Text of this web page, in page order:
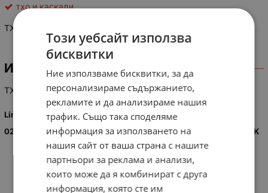
тхо и каскади
TXO FAT 3743 аналог HR 5705
ИНФОРМАЦИЯ
TXO FAT 3743 аналог HR 5705
Line Output Transformer / Flyback: HR5705 (HR 5705) - 29201-
024.04 GRUNDIG LINE OUTPUT TRANSFORMER (LOPT)/ FLYBACK
Този уебсайт използва
бисквитки
Ние използваме бисквитки, за да
персонализираме съдържанието,
рекламите и да анализираме нашия
трафик. Също така споделяме
информация за използването на
нашия сайт от ваша страна с нашите
партньори за реклама и анализи,
които може да я комбинират с друга
информация, която сте им